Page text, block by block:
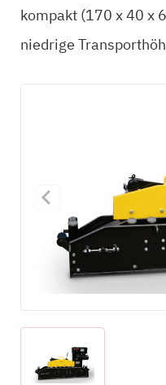
kompakt (170 x 40 x
niedrige